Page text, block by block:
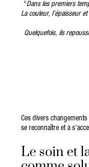
“Dans les premiers
La couleur, l’épaisseur
Quelquefois, ils
Ces divers
se reconnaître et à
Le soin et